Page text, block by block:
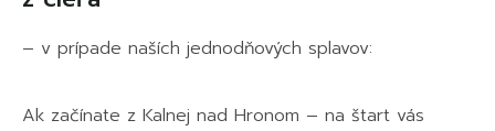
– v prípade naších jednodňových splavov:
Ak začínate z Kalnej nad Hronom – na štart vás